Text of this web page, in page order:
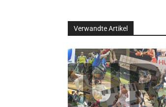
Verwandte Artikel